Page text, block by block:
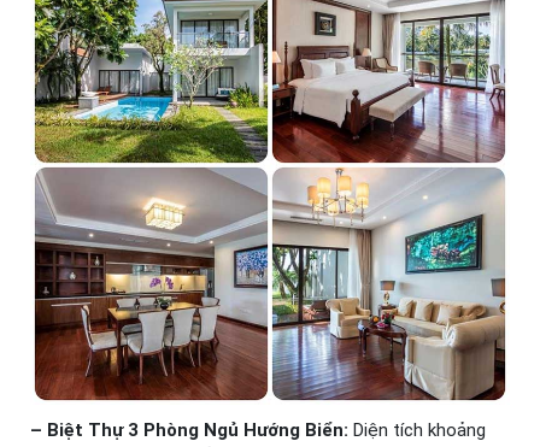
– Biệt Thự 3 Phòng Ngủ Hướng Biển: Diện tích khoảng